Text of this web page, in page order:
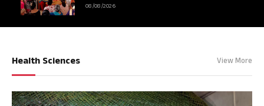
08/08/2026
Health Sciences View More